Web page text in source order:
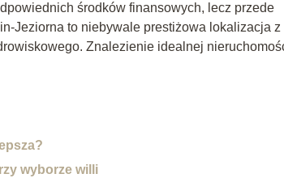
środków finansowych, lecz przede
Jeziorna to niebywale prestiżowa lokalizacja z
Znalezienie idealnej
wyborze willi